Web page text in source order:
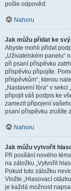
pošle odpověď.
Nahoru
Jak můžu přidat ke
Abyste mohli přidat
„Uživatelském panelu“
při psaní příspěvku
příspěvku připojíte.
příspěvkům“, kterou
„Nastavení fóra“ v
připojit váš podpis ke
zamezit připojení
psaní příspěvku zrušíte
Nahoru
Jak můžu vytvořit
Při posílání nového
na záložku „Vytvořit
Pokud tuto záložku
Vložte „Hlasovací
je každá možnost